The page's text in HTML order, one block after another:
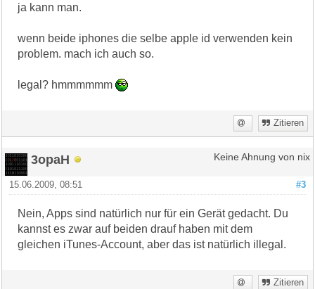
ja kann man.
wenn beide iphones die selbe apple id verwenden kein
problem. mach ich auch so.
legal? hmmmmmm
Zitieren
3opaH Keine Ahnung von nix
#3
15.06.2009, 08:51
Nein, Apps sind natürlich nur für ein Gerät gedacht. Du
kannst es zwar auf beiden drauf haben mit dem
gleichen iTunes-Account, aber das ist natürlich illegal.
Zitieren